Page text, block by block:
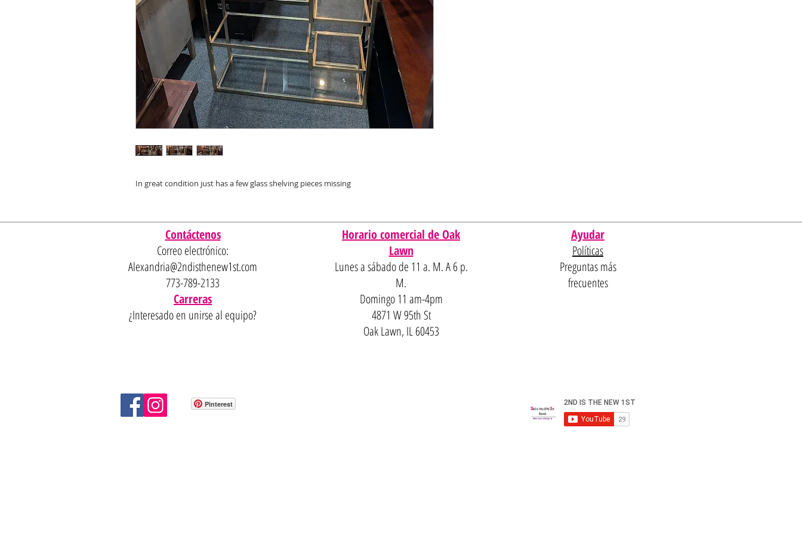
In great condition just has a few glass shelving pieces missing
Contáctenos
Correo electrónico:
Alexandria@2ndisthenew1st.com
773-789-2133
Carreras
¿Interesado en unirse al equipo?
Horario comercial de Oak
Lawn
Lunes a sábado de 11 a. M. A 6 p.
M.
Domingo 11 am-4pm
4871 W 95th St
Oak Lawn, IL 60453
Ayudar
Políticas
Preguntas más
frecuentes
Pinterest